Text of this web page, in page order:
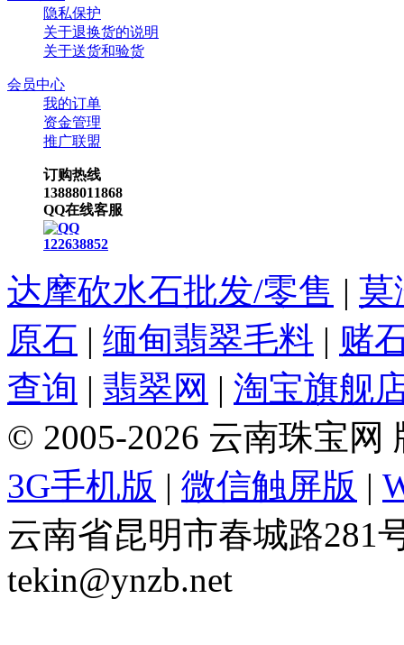
隐私保护
关于退换货的说明
关于送货和验货
会员中心
我的订单
资金管理
推广联盟
订购热线
13888011868
QQ在线客服
122638852
达摩砍水石批发/零售 | 莫
原石 | 缅甸翡翠毛料 | 赌
查询 | 翡翠网 | 淘宝旗舰
© 2005-2026 云南珠宝网
3G手机版 | 微信触屏版 |
云南省昆明市春城路281
tekin@ynzb.net